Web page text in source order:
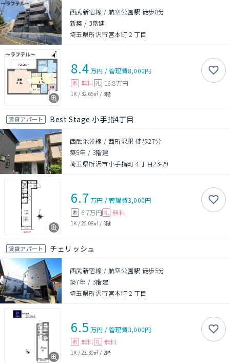
西武新宿線 / 航空公園駅 徒歩8分
新築 / 3階建
埼玉県所沢市宮本町２丁目
8.4万円 /管理費8,000円
敷 無料 礼 16.8万円
1K /32.65㎡ / 3階
賃貸アパート Best Stage 小手指4丁目
西武池袋線 / 西所沢駅 徒歩27分
築5年 / 3階建
埼玉県所沢市小手指町４丁目23-29
6.7 万円 /管理費3,000円
敷 6.7万円 礼 無料
1K / 26.08㎡ / 3階
賃貸アパート チェリッシュ
西武新宿線 / 航空公園駅 徒歩5分
築7年 / 3階建
埼玉県所沢市宮本町２丁目
6.5 万円 /管理費3,000円
敷 無料 礼 無料
1K / 23.39㎡ / 2階